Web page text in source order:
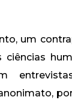
um
ciências